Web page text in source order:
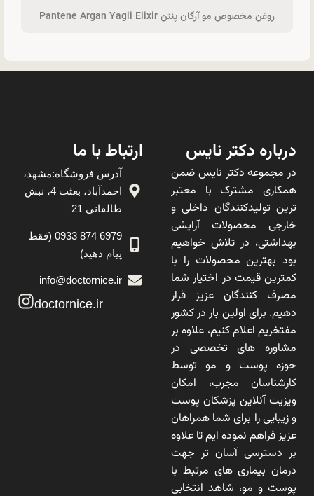
روغن مخصوص مو آرگان پنتن Pantene Argan Yagli Elixir
درباره دکتر نایس
در مجموعه دکتر نایس ضمن
همکاری مشترک با معتبر
ترین تولیدکنندگان داخلی و
خارجی محصولات آرایشی
بهداشتی، در تلاش خواهیم
بود بهترین محصولات را با
کمترین قیمت در اختیار شما
مصرف کنندگان عزیز قرار
دهیم. برای اولین بار در کشور
مفتخریم اعلام کنیم، علاوه بر
مشاوره های تخصصی در
حوزه پوست و مو توسط
کارشناسان مجرب، امکان
ویزیت آنلاین پزشکان پوست
و زیبایی را برای شما همراهان
عزیز فراهم نموده ایم تا علاوه
بر دسترسی آسان تر جهت
درمان بیماری های مرتبط با
پوست و مو، شاهد انتخابی
ارتباط با ما
آدرس فروشگاه:مشهد،
احمدآباد، بعثت 4، نبش
طالقانی 21
6979 874 0933 (فقط
پیام دهید)
info@doctornice.ir
doctornice.ir